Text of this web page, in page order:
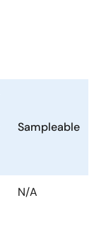
Sampleable
N/A